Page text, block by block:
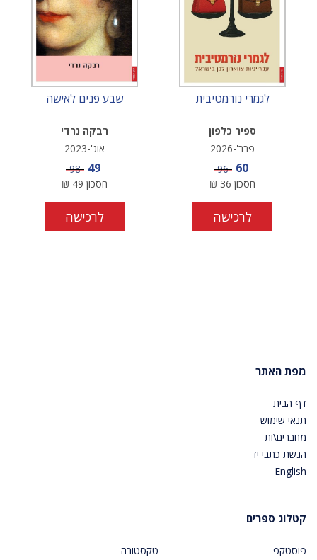
לגמרי נורמטיבית
ספיר כלפון
פבר'-2026
מחיר מבצע
60 מחיר
96
חסכון 36
₪
לרכישה
שבע פנים לאישה
רבקה נרדי
אוג'-2023
מחיר מבצע
49 מחיר
98
חסכון 49
₪
לרכישה
מפת האתר
דף הבית
תנאי שימוש
מחברים\ות
הגשת כתבי יד
English
קטלוג ספרים
פוסטקפ
טקסטורה